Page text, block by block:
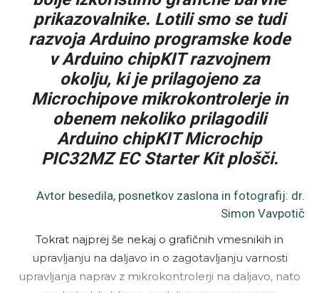
prikazovalnike. Lotili smo se tudi
razvoja Arduino programske kode
v Arduino chipKIT razvojnem
okolju, ki je prilagojeno za
Microchipove mikrokontrolerje in
obenem nekoliko prilagodili
Arduino chipKIT Microchip
PIC32MZ EC Starter Kit plošči.
Avtor besedila, posnetkov zaslona in fotografij: dr.
Simon Vavpotič
Tokrat najprej še nekaj o grafičnih vmesnikih in
upravljanju na daljavo in o zagotavljanju varnosti
upravljanja naprav z mikrokontrolerji na daljavo, nato